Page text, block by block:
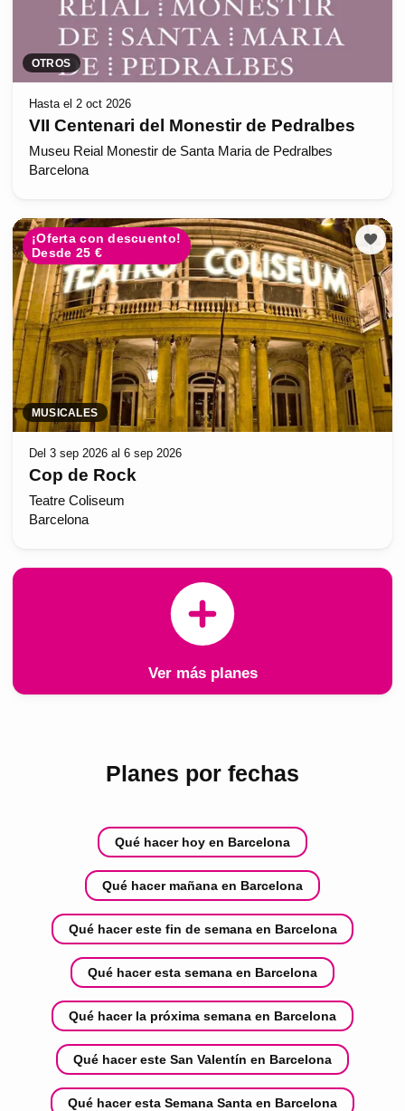
OTROS
Hasta el 2 oct 2026
VII Centenari del Monestir de Pedralbes
Museu Reial Monestir de Santa Maria de Pedralbes
Barcelona
¡Oferta con descuento!
Desde 25 €
MUSICALES
Del 3 sep 2026 al 6 sep 2026
Cop de Rock
Teatre Coliseum
Barcelona
Ver más planes
Planes por fechas
Qué hacer hoy en Barcelona
Qué hacer mañana en Barcelona
Qué hacer este fin de semana en Barcelona
Qué hacer esta semana en Barcelona
Qué hacer la próxima semana en Barcelona
Qué hacer este San Valentín en Barcelona
Qué hacer esta Semana Santa en Barcelona